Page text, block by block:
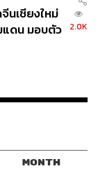
นเชียงใหม่
แดน มอบตัว
2.0K
MONTH